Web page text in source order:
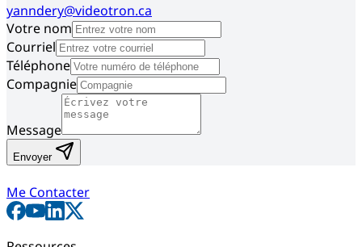
yanndery@videotron.ca
Votre nom
Courriel
Téléphone
Compagnie
Message
Envoyer
Me Contacter